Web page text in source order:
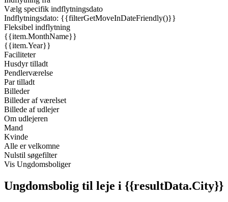
Vælg specifik indflytningsdato
Indflytningsdato: {{filterGetMoveInDateFriendly()}}
Fleksibel indflytning
{{item.MonthName}}
{{item.Year}}
Faciliteter
Husdyr tilladt
Pendlerværelse
Par tilladt
Billeder
Billeder af værelset
Billede af udlejer
Om udlejeren
Mand
Kvinde
Alle er velkomne
Nulstil søgefilter
Vis Ungdomsboliger
Ungdomsbolig til leje i {{resultData.City}}